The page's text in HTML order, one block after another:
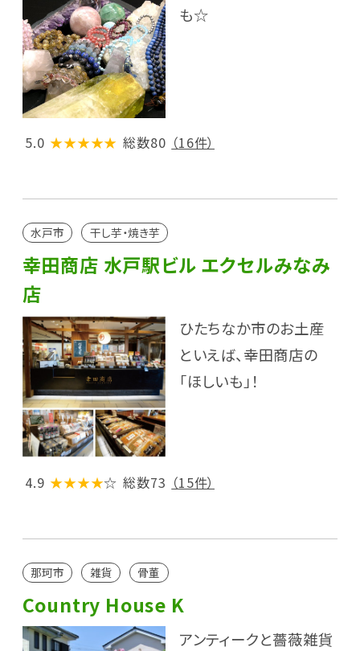
も☆
5.0 ★★★★★ 総数80 （16件）
水戸市 干し芋・焼き芋
幸田商店 水戸駅ビル エクセルみなみ
店
ひたちなか市のお土産
といえば、幸田商店の
「ほしいも」！
4.9 ★★★★☆ 総数73 （15件）
那珂市 雑貨 骨董
Country House K
アンティークと薔薇雑貨